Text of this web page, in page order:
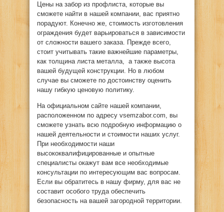
Цены на забор из профлиста, которые вы
сможете найти в нашей компании, вас приятно
порадуют. Конечно же, стоимость изготовления
ограждения будет варьироваться в зависимости
от сложности вашего заказа. Прежде всего,
стоит учитывать такие важнейшие параметры,
как толщина листа металла, а также высота
вашей будущей конструкции. Но в любом
случае вы сможете по достоинству оценить
нашу гибкую ценовую политику.
На официальном сайте нашей компании,
расположенном по адресу vsemzabor.com, вы
сможете узнать всю подробную информацию о
нашей деятельности и стоимости наших услуг.
При необходимости наши
высококвалифицированные и опытные
специалисты окажут вам все необходимые
консультации по интересующим вас вопросам.
Если вы обратитесь в нашу фирму, для вас не
составит особого труда обеспечить
безопасность на вашей загородной территории.